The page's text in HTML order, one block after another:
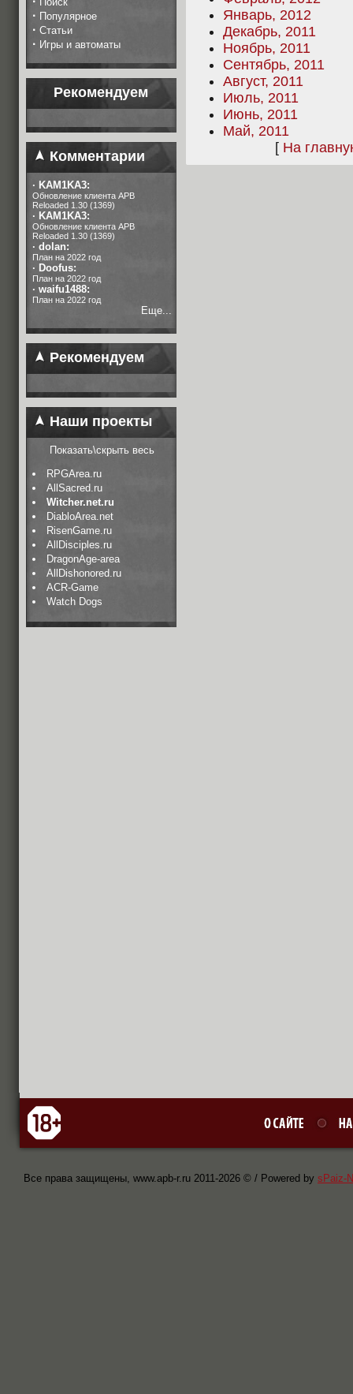
· Популярное
· Статьи
· Игры и автоматы
Рекомендуем
Комментарии
· KAM1KA3:
Обновление клиента APB
Reloaded 1.30 (1369)
· KAM1KA3:
Обновление клиента APB
Reloaded 1.30 (1369)
· dolan:
План на 2022 год
· Doofus:
План на 2022 год
· waifu1488:
План на 2022 год
Еще...
Рекомендуем
Наши проекты
Показать\скрыть весь
RPGArea.ru
AllSacred.ru
Witcher.net.ru
DiabloArea.net
RisenGame.ru
AllDisciples.ru
DragonAge-area
AllDishonored.ru
ACR-Game
Watch Dogs
Январь, 2012
Декабрь, 2011
Ноябрь, 2011
Сентябрь, 2011
Август, 2011
Июль, 2011
Июнь, 2011
Май, 2011
[ На
Все права защищены, www.apb-r.ru 2011-2026 © / Powered by sPaiz-